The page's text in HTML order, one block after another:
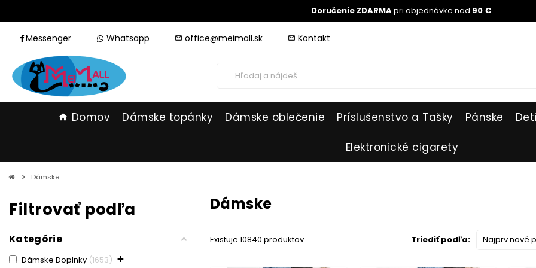
Doručenie ZDARMApri objednávke nad 90 €.
Messenger Whatsapp mail_outline office@meimall.sk mail_outline Kontakt
home Domov Dámske topánky Dámske oblečenie Príslušenstvo a Tašky Pánske Deti
Elektronické cigarety
chevron_right Dámske
Filtrovať podľa
Kategórie
Dámske Doplnky 1653 +
Dámske
Triediť podľa: Najprv nové
Existuje 10840 produktov.